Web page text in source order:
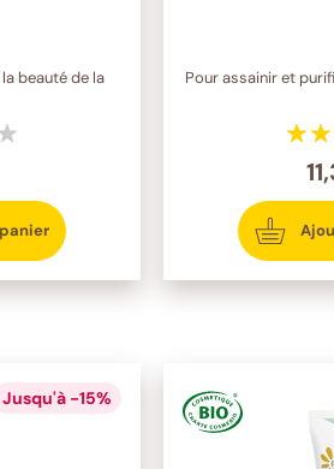
beauté de la
Pour assainir et
Jusqu'à -15%